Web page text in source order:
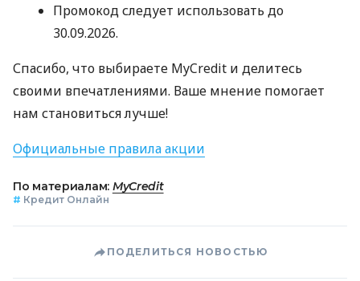
Промокод следует использовать до
30.09.2026.
Спасибо, что выбираете MyCredit и делитесь
своими впечатлениями. Ваше мнение помогает
нам становиться лучше!
Официальные правила акции
По материалам: MyCredit
# Кредит Онлайн
ПОДЕЛИТЬСЯ НОВОСТЬЮ